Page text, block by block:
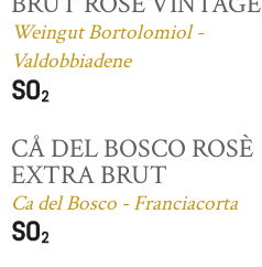
Weingut Bortolomiol -
Valdobbiadene
CÅ DEL BOSCO ROSÈ
EXTRA BRUT
Ca del Bosco - Franciacorta